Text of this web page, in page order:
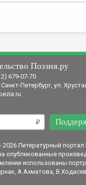
Поэзия.ру
679-07-70
Петербург, ул.
2026 Литературный портал
опубликованные
использованы
А.Ахматова,